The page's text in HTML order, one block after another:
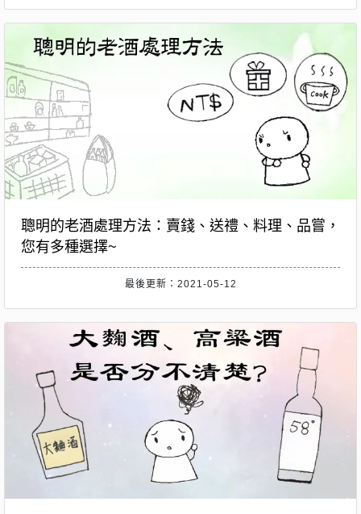
聰明的老酒處理方法：賣錢、送禮、料理、品嘗，
您有多種選擇~
最後更新：2021-05-12